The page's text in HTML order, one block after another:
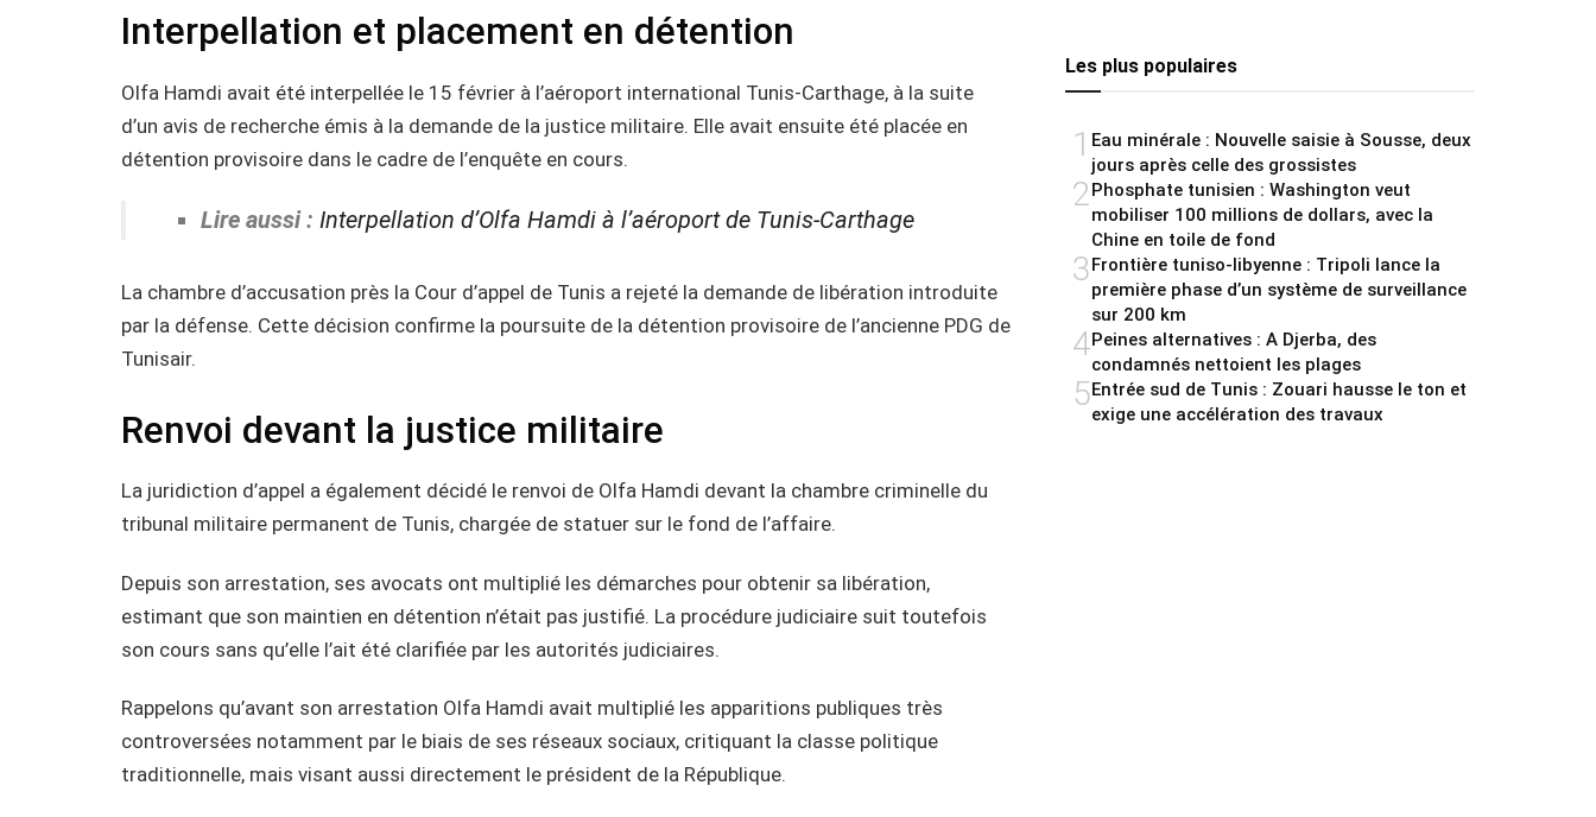
Interpellation et placement en détention
Olfa Hamdi avait été interpellée le 15 février à l’aéroport international Tunis-Carthage, à la suite
d’un avis de recherche émis à la demande de la justice militaire. Elle avait ensuite été placée en
détention provisoire dans le cadre de l’enquête en cours.
Lire aussi : Interpellation d’Olfa Hamdi à l’aéroport de Tunis-Carthage
La chambre d’accusation près la Cour d’appel de Tunis a rejeté la demande de libération introduite
par la défense. Cette décision confirme la poursuite de la détention provisoire de l’ancienne PDG de
Tunisair.
Renvoi devant la justice militaire
La juridiction d’appel a également décidé le renvoi de Olfa Hamdi devant la chambre criminelle du
tribunal militaire permanent de Tunis, chargée de statuer sur le fond de l’affaire.
Depuis son arrestation, ses avocats ont multiplié les démarches pour obtenir sa libération,
estimant que son maintien en détention n’était pas justifié. La procédure judiciaire suit toutefois
son cours sans qu’elle l’ait été clarifiée par les autorités judiciaires.
Rappelons qu’avant son arrestation Olfa Hamdi avait multiplié les apparitions publiques très
controversées notamment par le biais de ses réseaux sociaux, critiquant la classe politique
traditionnelle, mais visant aussi directement le président de la République.
Les plus populaires
1 Eau minérale : Nouvelle saisie à Sousse, deux
jours après celle des grossistes
2Phosphate tunisien : Washington veut
mobiliser 100 millions de dollars, avec la
Chine en toile de fond
3Frontière tuniso-libyenne : Tripoli lance la
première phase d’un système de surveillance
sur 200 km
4Peines alternatives : A Djerba, des
condamnés nettoient les plages
5Entrée sud de Tunis : Zouari hausse le ton et
exige une accélération des travaux